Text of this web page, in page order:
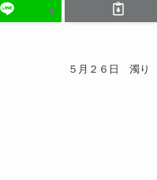
５月２６日 濁り